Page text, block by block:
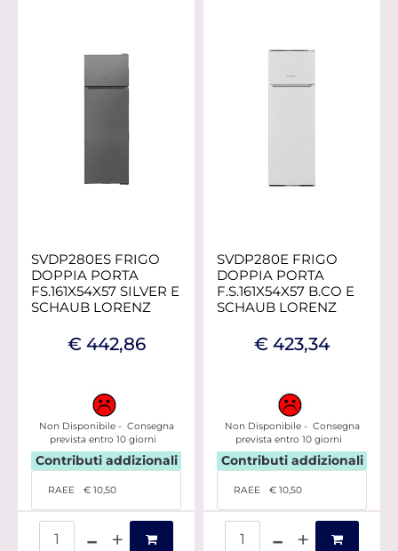
SVDP280ES FRIGO
DOPPIA PORTA
FS.161X54X57 SILVER E
SCHAUB LORENZ
€ 442,86
Non Disponibile - Consegna
prevista entro 10 giorni
Contributi addizionali
RAEE € 10,50
SVDP280E FRIGO
DOPPIA PORTA
F.S.161X54X57 B.CO E
SCHAUB LORENZ
€ 423,34
Non Disponibile - Consegna
prevista entro 10 giorni
Contributi addizionali
RAEE € 10,50